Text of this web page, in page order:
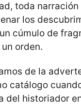
toda
los
cúmulo de
orden.
de la
catálogo
del historiador